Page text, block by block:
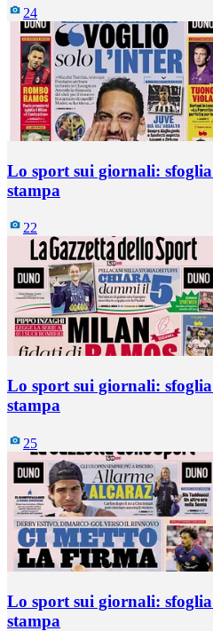
24
Lo sport sui giornali:
stampa
22
Lo sport sui giornali:
stampa
25
Lo sport sui giornali:
stampa